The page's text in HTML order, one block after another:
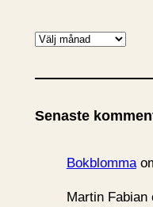
A
k
v
Senaste
Bokblomma
Martin Fabian